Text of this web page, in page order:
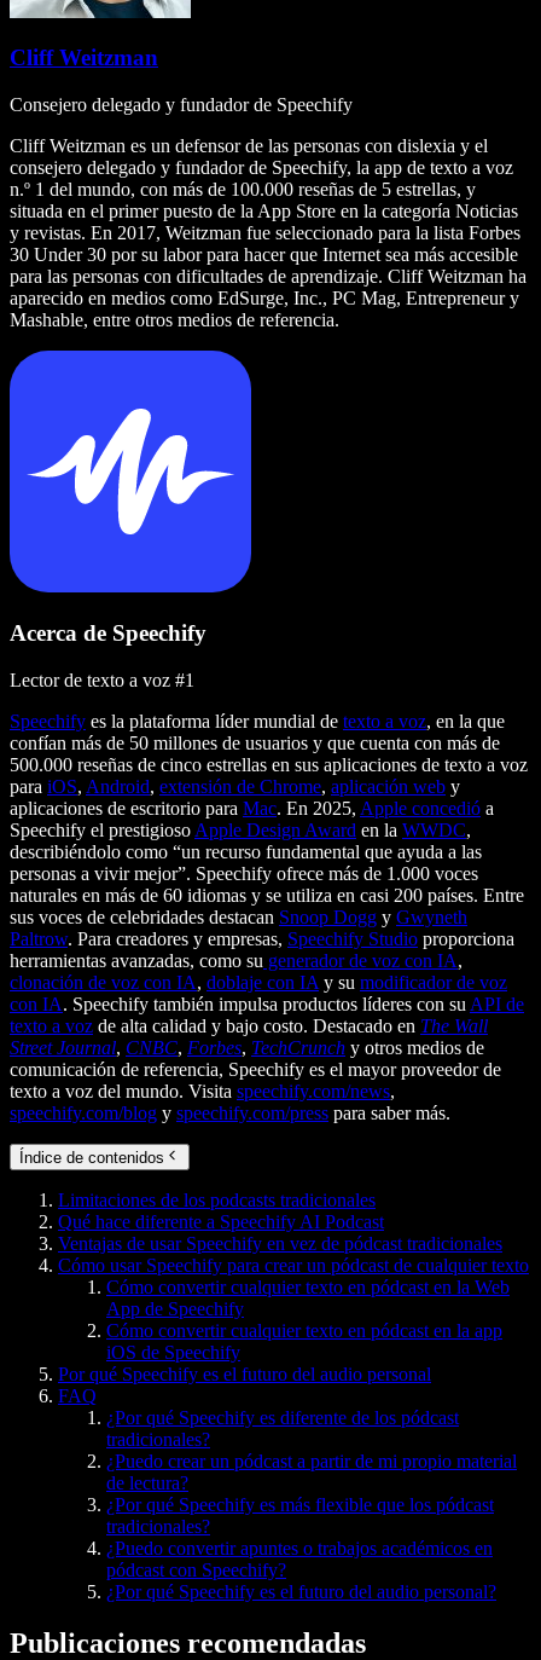
Cliff Weitzman
Consejero delegado y fundador de Speechify
Cliff Weitzman es un defensor de las personas con dislexia y el
consejero delegado y fundador de Speechify, la app de texto a voz
n.º 1 del mundo, con más de 100.000 reseñas de 5 estrellas, y
situada en el primer puesto de la App Store en la categoría Noticias
y revistas. En 2017, Weitzman fue seleccionado para la lista Forbes
30 Under 30 por su labor para hacer que Internet sea más accesible
para las personas con dificultades de aprendizaje. Cliff Weitzman ha
aparecido en medios como EdSurge, Inc., PC Mag, Entrepreneur y
Mashable, entre otros medios de referencia.
Acerca de Speechify
Lector de texto a voz #1
Speechify es la plataforma líder mundial de texto a voz, en la que
confían más de 50 millones de usuarios y que cuenta con más de
500.000 reseñas de cinco estrellas en sus aplicaciones de texto a voz
para iOS, Android, extensión de Chrome, aplicación web y
aplicaciones de escritorio para Mac. En 2025, Apple concedió a
Speechify el prestigioso Apple Design Award en la WWDC,
describiéndolo como “un recurso fundamental que ayuda a las
personas a vivir mejor”. Speechify ofrece más de 1.000 voces
naturales en más de 60 idiomas y se utiliza en casi 200 países. Entre
sus voces de celebridades destacan Snoop Dogg y Gwyneth
Paltrow. Para creadores y empresas, Speechify Studio proporciona
herramientas avanzadas, como su generador de voz con IA,
clonación de voz con IA, doblaje con IA y su modificador de voz
con IA. Speechify también impulsa productos líderes con su API de
texto a voz de alta calidad y bajo costo. Destacado en The Wall
Street Journal, CNBC, Forbes, TechCrunch y otros medios de
comunicación de referencia, Speechify es el mayor proveedor de
texto a voz del mundo. Visita speechify.com/news,
speechify.com/blog y speechify.com/press para saber más.
Índice de contenidos
Limitaciones de los podcasts tradicionales
Qué hace diferente a Speechify AI Podcast
Ventajas de usar Speechify en vez de pódcast tradicionales
Cómo usar Speechify para crear un pódcast de cualquier texto
Cómo convertir cualquier texto en pódcast en la Web
App de Speechify
Cómo convertir cualquier texto en pódcast en la app
iOS de Speechify
Por qué Speechify es el futuro del audio personal
FAQ
¿Por qué Speechify es diferente de los pódcast
tradicionales?
¿Puedo crear un pódcast a partir de mi propio material
de lectura?
¿Por qué Speechify es más flexible que los pódcast
tradicionales?
¿Puedo convertir apuntes o trabajos académicos en
pódcast con Speechify?
¿Por qué Speechify es el futuro del audio personal?
Publicaciones recomendadas